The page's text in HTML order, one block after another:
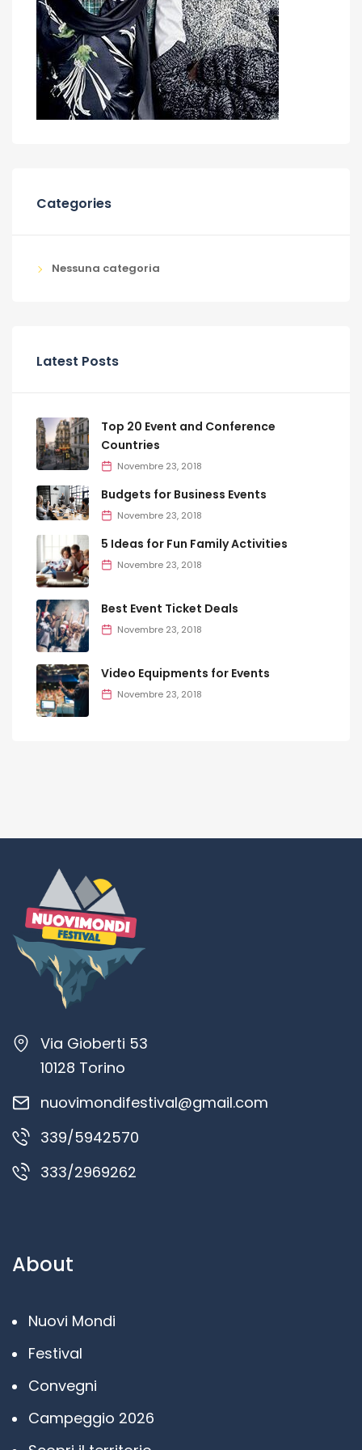
Categories
Nessuna categoria
Latest Posts
Top 20 Event and Conference
Countries
Novembre 23, 2018
Budgets for Business Events
Novembre 23, 2018
5 Ideas for Fun Family Activities
Novembre 23, 2018
Best Event Ticket Deals
Novembre 23, 2018
Video Equipments for Events
Novembre 23, 2018
Via Gioberti 53
10128 Torino
nuovimondifestival@gmail.com
339/5942570
333/2969262
About
Nuovi Mondi
Festival
Convegni
Campeggio 2026